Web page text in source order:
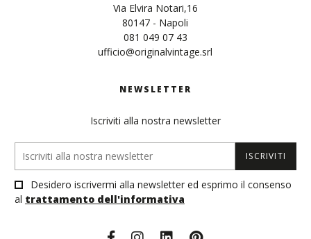
Via Elvira Notari,16
80147 - Napoli
081 049 07 43
ufficio@originalvintage.srl
NEWSLETTER
Iscriviti alla nostra newsletter
ISCRIVITI
Desidero iscrivermi alla newsletter ed esprimo il consenso
al trattamento dell'informativa